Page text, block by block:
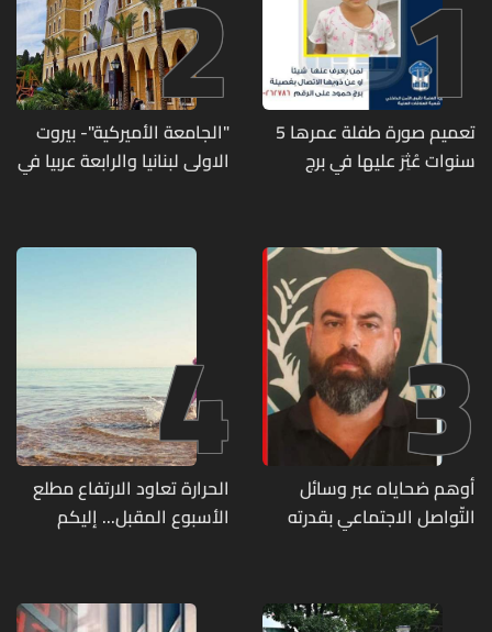
تعميم صورة طفلة عمرها 5
سنوات عُثِرَ عليها في برج
"الجامعة الأميركية"- بيروت
الاولى لبنانيا والرابعة عربيا في
3
أوهم ضحاياه عبر وسائل
التّواصل الاجتماعي بقدرته
وقع ضحيّة أعماله؟
4
الحرارة تعاود الارتفاع مطلع
الأسبوع المقبل... إليكم